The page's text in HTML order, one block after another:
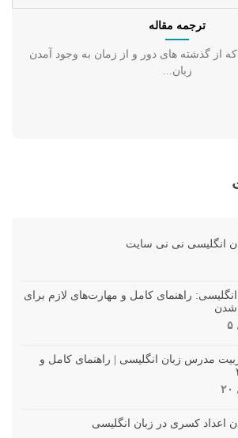
انگلیسی نی نی سایت
راهنمای کامل و مهارت‌های لازم برای
شدن
۵
مدرس زبان انگلیسی | راهنمای کامل و
۲۰
اعداد کسری در زبان انگلیسی
ترجمه مقاله
از گذشته‌ های دور و از زمان به وجود آمدن
زبان...